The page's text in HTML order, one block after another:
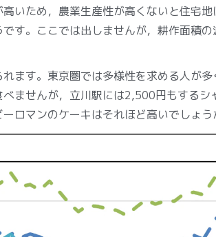
いため，農業生産性が高くないと住宅地
す。ここでは出しませんが，耕作面積
ます。東京圏では多様性を求める人が
ませんが，立川駅には2,500円もするシ
ロマンのケーキはそれほど高いでしょう